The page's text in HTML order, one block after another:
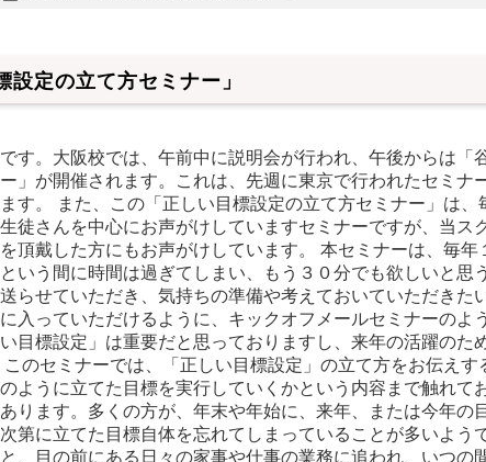
設定の立て方セミナー」
す。大阪校では、午前中に説明会が行われ、午後からは
」が開催されます。これは、先週に東京で行われたセミナ
す。 また、この「正しい目標設定の立て方セミナー」は、
徒さんを中心にお声がけしていますセミナーですが、当ス
頂戴した方にもお声がけしています。 本セミナーは、毎年
いう間に時間は過ぎてしまい、もう３０分でも欲しいと思
らせていただき、気持ちの準備や考えておいていただきた
入っていただけるように、キックオフメールセミナーのよ
目標設定」は重要だと思っておりますし、来年の活躍のた
のセミナーでは、「正しい目標設定」の立て方をお伝えす
ように立てた目標を実行していくかという内容まで触れて
ります。多くの方が、年末や年始に、来年、または今年の
第に立てた目標自体を忘れてしまっていることが多いよう
、目の前にある日々の家事や仕事の業務に追われ、いつの